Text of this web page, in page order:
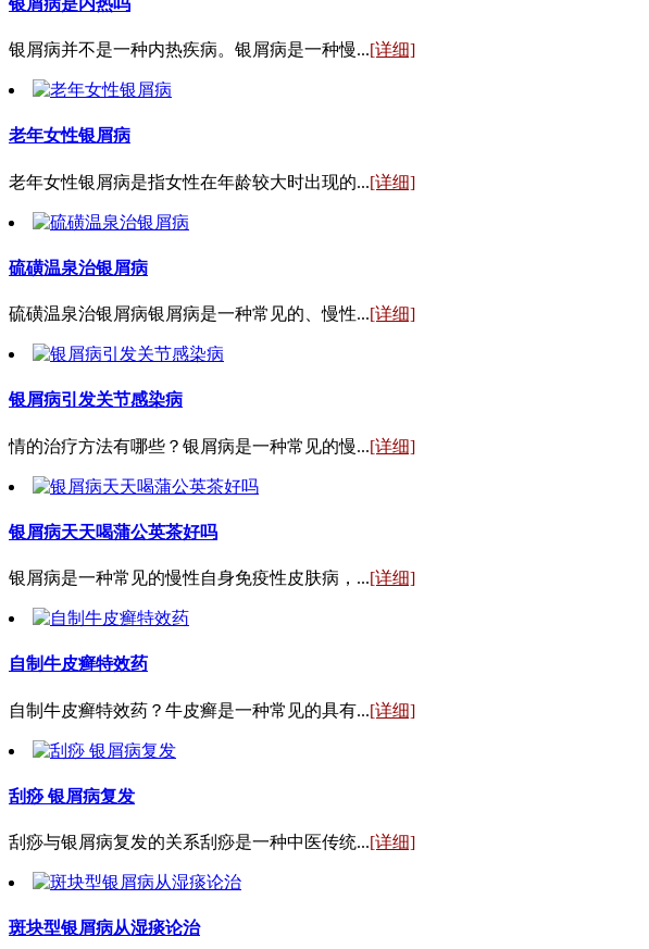
银屑病并不是一种内热疾病。银屑病是一种慢...[详细]
老年女性银屑病
老年女性银屑病是指女性在年龄较大时出现的...[详细]
硫磺温泉治银屑病
硫磺温泉治银屑病银屑病是一种常见的、慢性...[详细]
银屑病引发关节感染病
情的治疗方法有哪些？银屑病是一种常见的慢...[详细]
银屑病天天喝蒲公英茶好吗
银屑病是一种常见的慢性自身免疫性皮肤病，...[详细]
自制牛皮癣特效药
自制牛皮癣特效药？牛皮癣是一种常见的具有...[详细]
刮痧 银屑病复发
刮痧与银屑病复发的关系刮痧是一种中医传统...[详细]
斑块型银屑病从湿痰论治